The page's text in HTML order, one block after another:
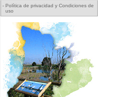
- Política de privacidad y Condiciones de
uso